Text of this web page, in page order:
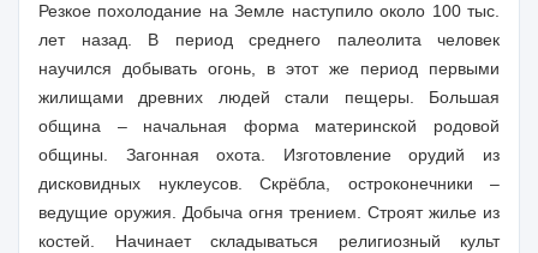
Резкое похолодание на Земле наступило около 100 тыс.
лет назад. В период среднего палеолита человек
научился добывать огонь, в этот же период первыми
жилищами древних людей стали пещеры. Большая
община – начальная форма материнской родовой
общины. Загонная охота. Изготовление орудий из
дисковидных нуклеусов. Скрёбла, остроконечники –
ведущие оружия. Добыча огня трением. Строят жилье из
костей. Начинает складываться религиозный культ